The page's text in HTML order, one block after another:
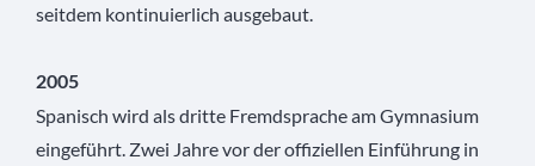
seitdem kontinuierlich ausgebaut.
2005
Spanisch wird als dritte Fremdsprache am Gymnasium
eingeführt. Zwei Jahre vor der offiziellen Einführung in